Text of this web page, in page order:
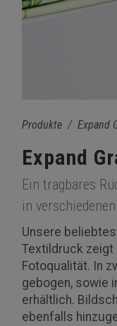
Produkte Expand
Expand
Ein tragbares
in
Unsere
Textildruck zeigt
Fotoqualität. In
gebogen, sowie
erhältlich.
ebenfalls